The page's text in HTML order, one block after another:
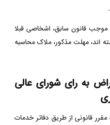
موجب قانون سابق، اشخاصی قبلا
مهلت مذکور، ملاک محاسبه
به رای شورای عالی
قانونی از طریق دفاتر خدمات